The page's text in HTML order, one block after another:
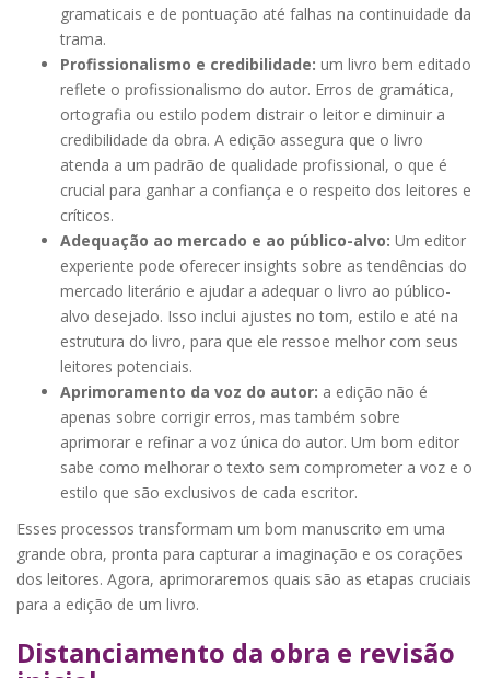
gramaticais e de pontuação até falhas na continuidade da
trama.
Profissionalismo e credibilidade: um livro bem editado
reflete o profissionalismo do autor. Erros de gramática,
ortografia ou estilo podem distrair o leitor e diminuir a
credibilidade da obra. A edição assegura que o livro
atenda a um padrão de qualidade profissional, o que é
crucial para ganhar a confiança e o respeito dos leitores e
críticos.
Adequação ao mercado e ao público-alvo: Um editor
experiente pode oferecer insights sobre as tendências do
mercado literário e ajudar a adequar o livro ao público-
alvo desejado. Isso inclui ajustes no tom, estilo e até na
estrutura do livro, para que ele ressoe melhor com seus
leitores potenciais.
Aprimoramento da voz do autor: a edição não é
apenas sobre corrigir erros, mas também sobre
aprimorar e refinar a voz única do autor. Um bom editor
sabe como melhorar o texto sem comprometer a voz e o
estilo que são exclusivos de cada escritor.
Esses processos transformam um bom manuscrito em uma
grande obra, pronta para capturar a imaginação e os corações
dos leitores. Agora, aprimoraremos quais são as etapas cruciais
para a edição de um livro.
Distanciamento da obra e revisão